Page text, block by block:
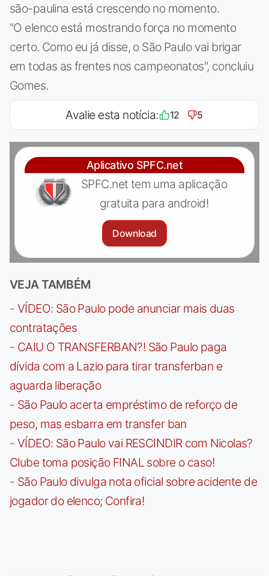
são-paulina está crescendo no momento.
"O elenco está mostrando força no momento
certo. Como eu já disse, o São Paulo vai brigar
em todas as frentes nos campeonatos", concluiu
Gomes.
Avalie esta notícia: 12 5
Aplicativo SPFC.net
SPFC.net tem uma aplicação
gratuita para android!
Download
VEJA TAMBÉM
- VÍDEO: São Paulo pode anunciar mais duas
contratações
- CAIU O TRANSFERBAN?! São Paulo paga
dívida com a Lazio para tirar transferban e
aguarda liberação
- São Paulo acerta empréstimo de reforço de
peso, mas esbarra em transfer ban
- VÍDEO: São Paulo vai RESCINDIR com Nicolas?
Clube toma posição FINAL sobre o caso!
- São Paulo divulga nota oficial sobre acidente de
jogador do elenco; Confira!